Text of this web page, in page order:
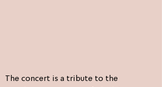
The concert is a tribute to the